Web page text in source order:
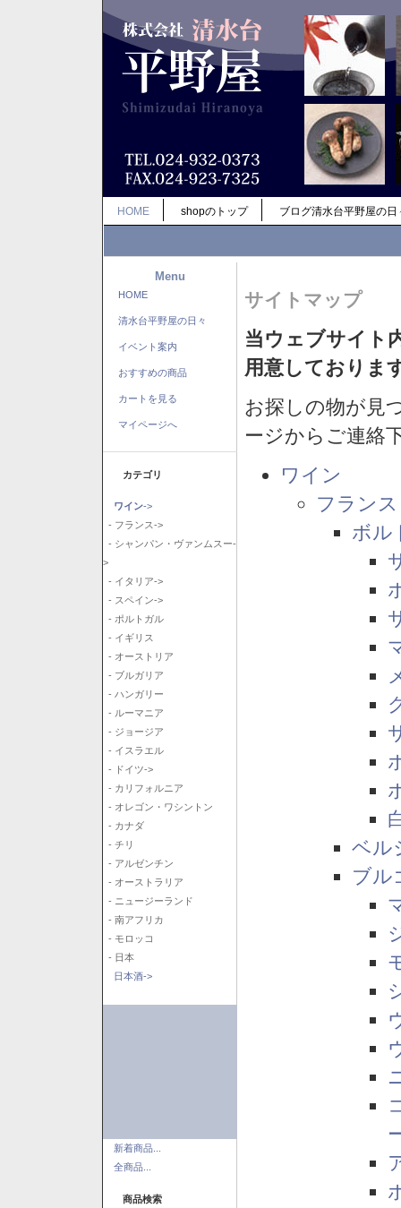
HOME shopのトップ ブログ清水台平野屋の日
Menu
HOME
清水台平野屋の日々
イベント案内
おすすめの商品
カートを見る
マイページへ
カテゴリ
ワイン->
- フランス->
- シャンパン・ヴァンムスー-
>
- イタリア->
- スペイン->
- ポルトガル
- イギリス
- オーストリア
- ブルガリア
- ハンガリー
- ルーマニア
- ジョージア
- イスラエル
- ドイツ->
- カリフォルニア
- オレゴン・ワシントン
- カナダ
- チリ
- アルゼンチン
- オーストラリア
- ニュージーランド
- 南アフリカ
- モロッコ
- 日本
日本酒->
新着商品...
全商品...
商品検索
サイトマップ
当ウェブサイト
用意しておりま
お探しの物が見
ージからご連絡
ワイン
フランス
ボル
ベル
ブル